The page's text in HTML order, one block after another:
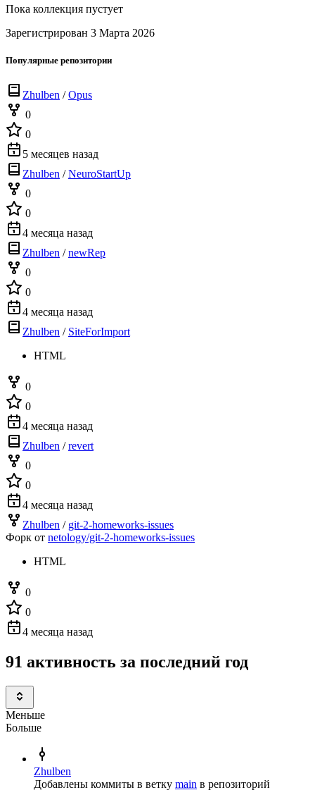
Пока коллекция пустует
Зарегистрирован 3 Марта 2026
Популярные репозитории
Zhulben /Opus
0
0
5 месяцев назад
Zhulben /NeuroStartUp
0
0
4 месяца назад
Zhulben /newRep
0
0
4 месяца назад
Zhulben / SiteForImport
HTML
0
0
4 месяца назад
Zhulben /revert
0
0
4 месяца назад
Zhulben / git-2-homeworks-issues
Форк от netology/git-2-homeworks-issues
HTML
0
0
4 месяца назад
91 активность за последний год
Меньше
Больше
Zhulben
Добавлены коммиты в ветку main в репозиторий